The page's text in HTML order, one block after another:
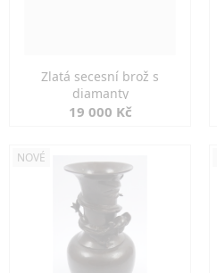
Zlatá secesní brož s
diamanty
19 000 Kč
NOVÉ